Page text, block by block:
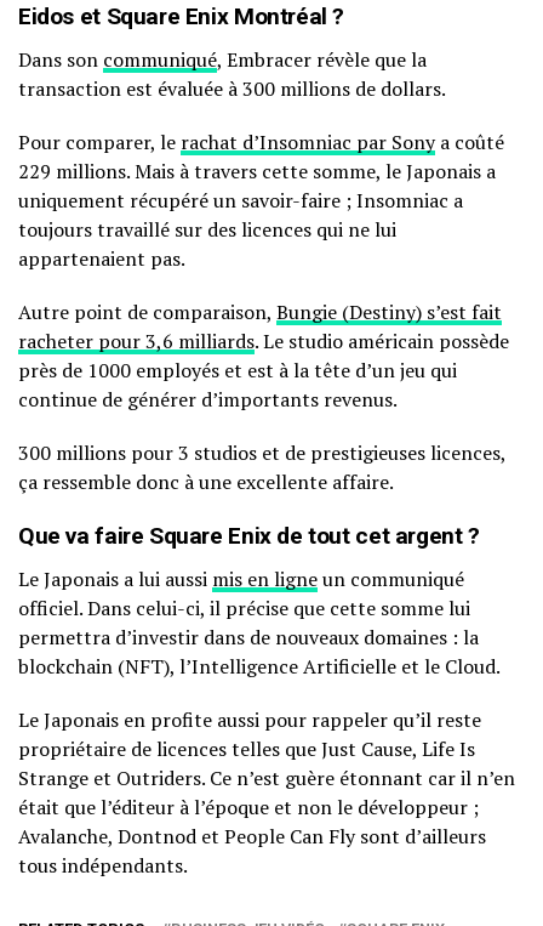
Eidos et Square Enix Montréal ?
Dans son communiqué, Embracer révèle que la
transaction est évaluée à 300 millions de dollars.
Pour comparer, le rachat d’Insomniac par Sonya coûté
229 millions. Mais à travers cette somme, le Japonais a
uniquement récupéré un savoir-faire ; Insomniac a
toujours travaillé sur des licences qui ne lui
appartenaient pas.
Autre point de comparaison, Bungie (Destiny) s’est fait
racheter pour 3,6 milliards. Le studio américain possède
près de 1000 employés et est à la tête d’un jeu qui
continue de générer d’importants revenus.
300 millions pour 3 studios et de prestigieuses licences,
ça ressemble donc à une excellente affaire.
Que va faire Square Enix de tout cet argent ?
Le Japonais a lui aussi mis enligneun communiqué
officiel. Dans celui-ci, il précise que cette somme lui
permettra d’investir dans de nouveaux domaines : la
blockchain (NFT), l’Intelligence Artificielle et le Cloud.
Le Japonais en profite aussi pour rappeler qu’il reste
propriétaire de licences telles que Just Cause, Life Is
Strange et Outriders. Ce n’est guère étonnant car il n’en
était que l’éditeur à l’époque et non le développeur ;
Avalanche, Dontnod et People Can Fly sont d’ailleurs
tous indépendants.